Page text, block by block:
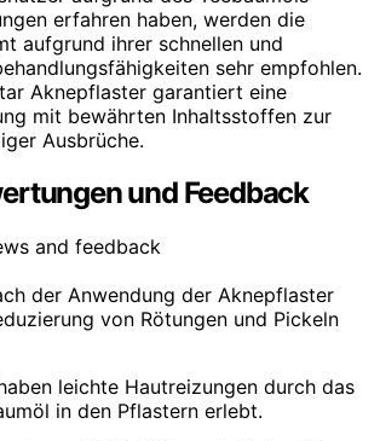
erfahren haben, werden die
aufgrund ihrer schnellen und
sehr empfohlen.
Aknepflaster garantiert eine
mit bewährten Inhaltsstoffen zur
Ausbrüche.
und Feedback
der Anwendung der Aknepflaster
von Rötungen und Pickeln
leichte Hautreizungen durch das
in den Pflastern erlebt.